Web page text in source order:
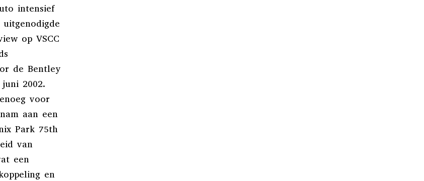
intensief
op VSCC
de Bentley
2002.
voor
aan een
Park 75th
van
een
en